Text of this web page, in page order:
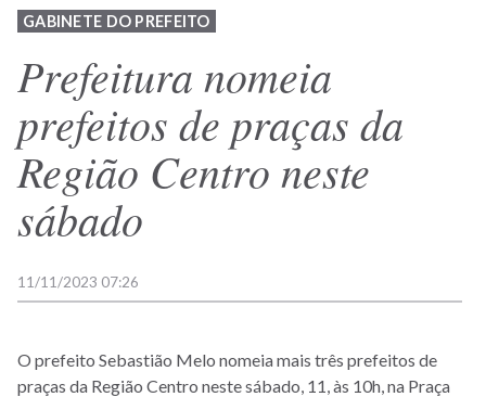
GABINETE DO PREFEITO
Prefeitura nomeia
prefeitos de praças da
Região Centro neste
sábado
11/11/2023 07:26
O prefeito Sebastião Melo nomeia mais três prefeitos de
praças da Região Centro neste sábado, 11, às 10h, na Praça